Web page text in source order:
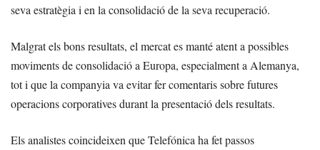
seva estratègia i en la consolidació de la seva recuperació.
Malgrat els bons resultats, el mercat es manté atent a possibles
moviments de consolidació a Europa, especialment a Alemanya,
tot i que la companyia va evitar fer comentaris sobre futures
operacions corporatives durant la presentació dels resultats.
Els analistes coincideixen que Telefónica ha fet passos